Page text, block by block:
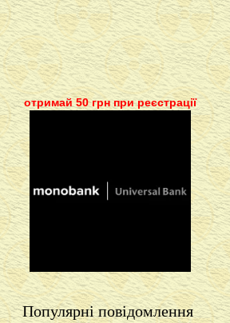
отримай 50 грн при реєстрації
Популярні повідомлення